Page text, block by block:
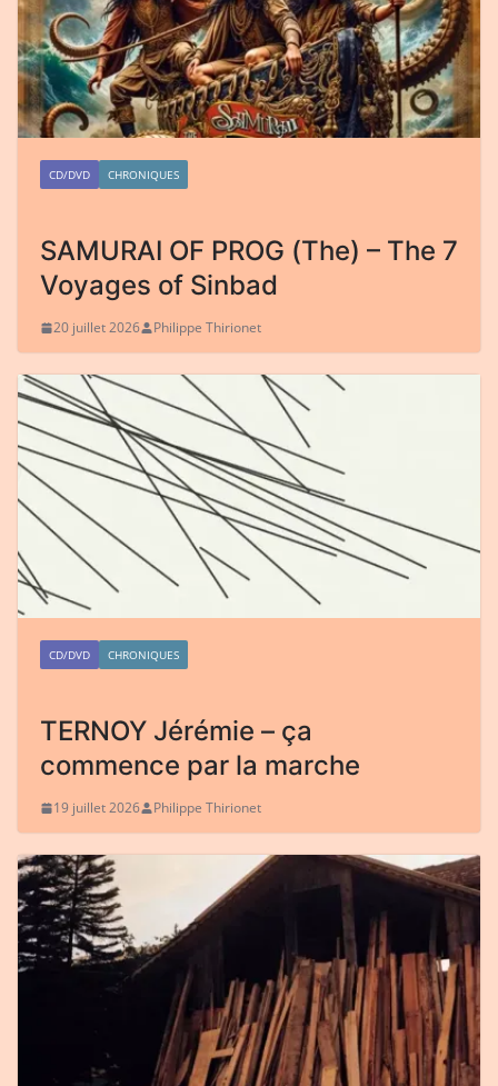
CD/DVD CHRONIQUES
SAMURAI OF PROG (The) – The 7
Voyages of Sinbad
20 juillet 2026 Philippe Thirionet
CD/DVD CHRONIQUES
TERNOY Jérémie – ça
commence par la marche
19 juillet 2026 Philippe Thirionet